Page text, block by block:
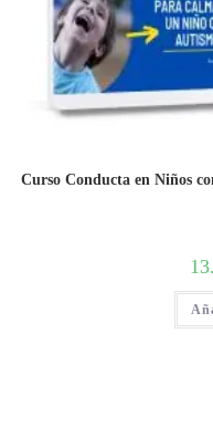
Curso Conducta en Niños